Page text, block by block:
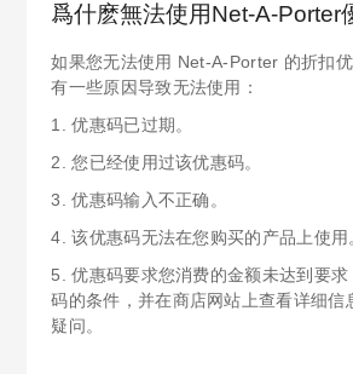
爲什麽無法使用Net-A-Porter
如果您无法使用 Net-A-Porter 的折扣
有一些原因导致无法使用：
1. 优惠码已过期。
2. 您已经使用过该优惠码。
3. 优惠码输入不正确。
4. 该优惠码无法在您购买的产品上使用
5. 优惠码要求您消费的金额未达到要
码的条件，并在商店网站上查看详细信
疑问。